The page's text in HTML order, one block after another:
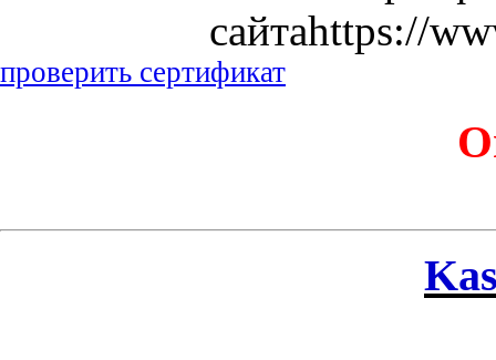
сайтаhttps://
проверить сертификат